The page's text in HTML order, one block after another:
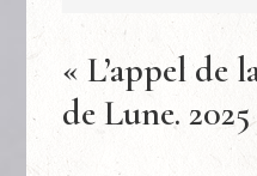
« L’appel de
de Lune. 2025